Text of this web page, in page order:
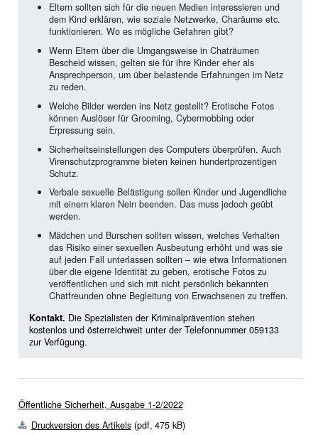
Eltern sollten sich für die neuen Medien interessieren und
dem Kind erklären, wie soziale Netzwerke, Charäume etc.
funktionieren. Wo es mögliche Gefahren gibt?
Wenn Eltern über die Umgangsweise in Chaträumen
Bescheid wissen, gelten sie für ihre Kinder eher als
Ansprechperson, um über belas­tende Erfahrungen im Netz
zu reden.
Welche Bilder werden ins Netz gestellt? Erotische Fotos
können Auslöser für Grooming, Cybermobbing oder
Erpressung sein.
Sicherheitseinstellungen des Computers überprüfen. Auch
Virenschutzprogramme bieten keinen hundertprozentigen
Schutz.
Verbale sexuelle Belästigung sollen Kinder und Jugendliche
mit einem klaren Nein beenden. Das muss jedoch geübt
werden.
Mädchen und Burschen sollten wissen, welches Verhalten
das Risiko einer sexuellen Ausbeutung erhöht und was sie
auf jeden Fall unterlassen sollten – wie etwa Informationen
über die eigene Identität zu geben, erotische Fotos zu
veröffentlichen und sich mit nicht persönlich bekannten
Chatfreunden ohne Begleitung von Erwachsenen zu treffen.
Kontakt. Die Spezialisten der Kriminalprävention stehen
kostenlos und österreichweit unter der Telefonnummer 059133
zur Verfügung.
Öffentliche Sicherheit, Ausgabe 1-2/2022
Druckversion des Artikels(pdf, 475 kB)